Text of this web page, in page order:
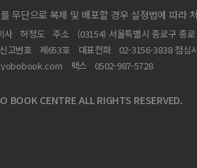
무단으로 복제 및 배포할 경우 실정법에 따라
사 허정도 주소 (03154) 서울특별시 종로구 종
신고번호 제653호 대표전화
02-3156-3838 점심
팩스 0502-987-5728
BOOK CENTRE ALL RIGHTS RESERVED.